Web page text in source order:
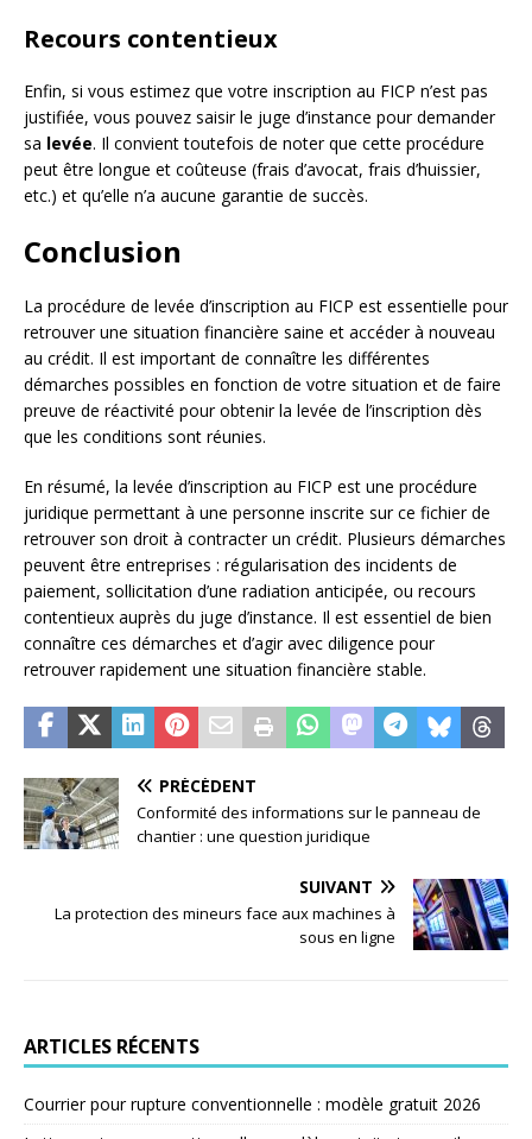
Recours contentieux
Enfin, si vous estimez que votre inscription au FICP n’est pas
justifiée, vous pouvez saisir le juge d’instance pour demander
sa levée. Il convient toutefois de noter que cette procédure
peut être longue et coûteuse (frais d’avocat, frais d’huissier,
etc.) et qu’elle n’a aucune garantie de succès.
Conclusion
La procédure de levée d’inscription au FICP est essentielle pour
retrouver une situation financière saine et accéder à nouveau
au crédit. Il est important de connaître les différentes
démarches possibles en fonction de votre situation et de faire
preuve de réactivité pour obtenir la levée de l’inscription dès
que les conditions sont réunies.
En résumé, la levée d’inscription au FICP est une procédure
juridique permettant à une personne inscrite sur ce fichier de
retrouver son droit à contracter un crédit. Plusieurs démarches
peuvent être entreprises : régularisation des incidents de
paiement, sollicitation d’une radiation anticipée, ou recours
contentieux auprès du juge d’instance. Il est essentiel de bien
connaître ces démarches et d’agir avec diligence pour
retrouver rapidement une situation financière stable.
PRÉCÉDENT
Conformité des informations sur le panneau de
chantier : une question juridique
SUIVANT
La protection des mineurs face aux machines à
sous en ligne
ARTICLES RÉCENTS
Courrier pour rupture conventionnelle : modèle gratuit 2026